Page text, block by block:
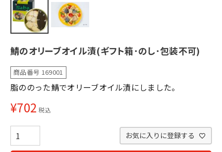
鯖のオリーブオイル漬(ギフト箱･のし･包装不可)
商品番号 169001
脂ののった鯖でオリーブオイル漬にしました。
¥702 税込
お気に入りに登録する